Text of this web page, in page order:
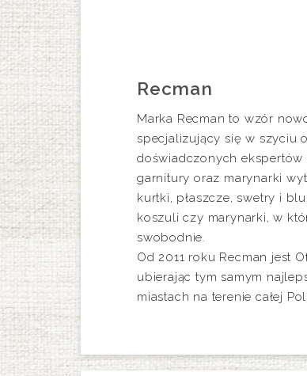
Recman
Marka Recman to wzór
specjalizujący się w szyciu
doświadczonych
garnitury oraz marynarki
kurtki, płaszcze, swetry i
koszuli czy marynarki, w
swobodnie.
Od 2011 roku Recman jest
ubierając tym samym
miastach na terenie całej